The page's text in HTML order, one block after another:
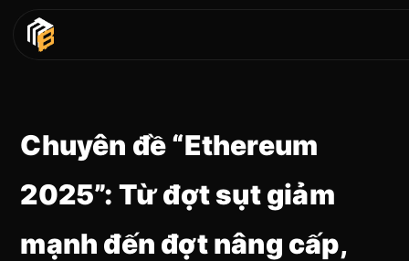
Chuyên đề “Ethereum
2025”: Từ đợt sụt giảm
mạnh đến đợt nâng cấp,